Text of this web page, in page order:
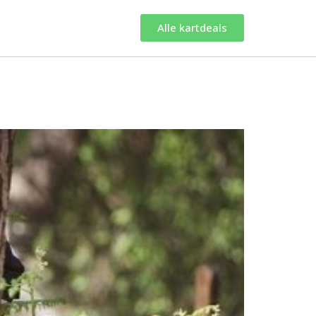
Alle kartdeals